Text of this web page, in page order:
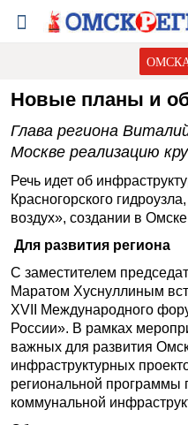
Новые планы и
Глава региона
Москве реализацию
Речь идет об
Красногорского
воздух», создании в
Для развития региона
С заместителем
Маратом Хуснуллиным
XVII Международного
России». В рамках
важных для развития
инфраструктурных
региональной программы
коммунальной